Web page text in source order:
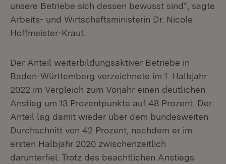
unsere Betriebe sich dessen bewusst sind“, sagte
Arbeits- und Wirtschaftsministerin Dr. Nicole
Hoffmeister-Kraut.
Der Anteil weiterbildungsaktiver Betriebe in
Baden-Württemberg verzeichnete im 1. Halbjahr
2022 im Vergleich zum Vorjahr einen deutlichen
Anstieg um 13 Prozentpunkte auf 48 Prozent. Der
Anteil lag damit wieder über dem bundesweiten
Durchschnitt von 42 Prozent, nachdem er im
ersten Halbjahr 2020 zwischenzeitlich
darunterfiel. Trotz des beachtlichen Anstiegs